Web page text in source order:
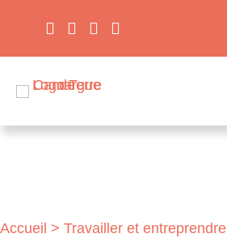
Accueil > Travailler et entreprendre